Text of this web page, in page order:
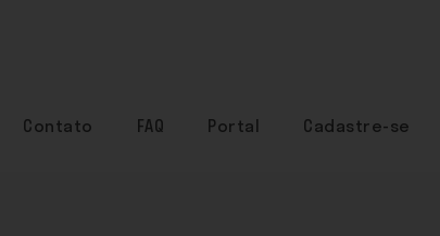
Contato FAQ Portal Cadastre-se